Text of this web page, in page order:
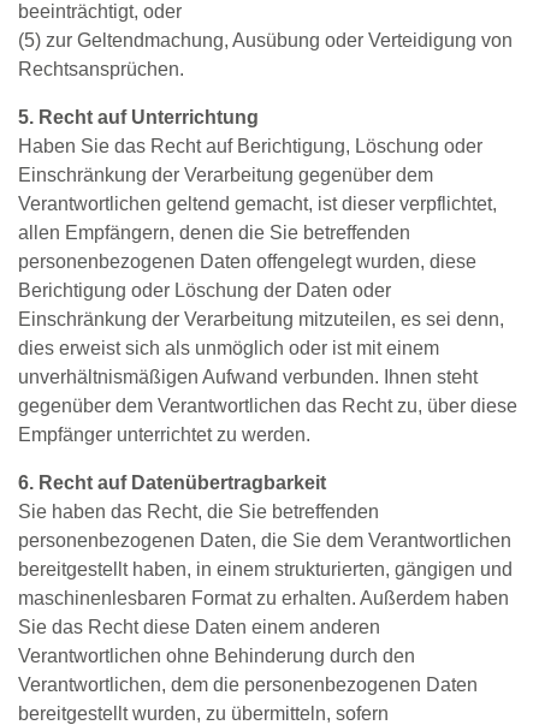
beeinträchtigt, oder
(5) zur Geltendmachung, Ausübung oder Verteidigung von
Rechtsansprüchen.
5. Recht auf Unterrichtung
Haben Sie das Recht auf Berichtigung, Löschung oder
Einschränkung der Verarbeitung gegenüber dem
Verantwortlichen geltend gemacht, ist dieser verpflichtet,
allen Empfängern, denen die Sie betreffenden
personenbezogenen Daten offengelegt wurden, diese
Berichtigung oder Löschung der Daten oder
Einschränkung der Verarbeitung mitzuteilen, es sei denn,
dies erweist sich als unmöglich oder ist mit einem
unverhältnismäßigen Aufwand verbunden. Ihnen steht
gegenüber dem Verantwortlichen das Recht zu, über diese
Empfänger unterrichtet zu werden.
6. Recht auf Datenübertragbarkeit
Sie haben das Recht, die Sie betreffenden
personenbezogenen Daten, die Sie dem Verantwortlichen
bereitgestellt haben, in einem strukturierten, gängigen und
maschinenlesbaren Format zu erhalten. Außerdem haben
Sie das Recht diese Daten einem anderen
Verantwortlichen ohne Behinderung durch den
Verantwortlichen, dem die personenbezogenen Daten
bereitgestellt wurden, zu übermitteln, sofern